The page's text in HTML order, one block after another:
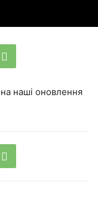
наші оновлення